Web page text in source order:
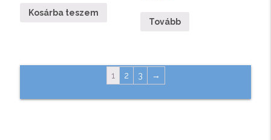
Kosárba teszem
Tovább
1 2 3 →